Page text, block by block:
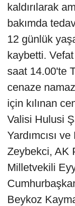
kaldırılarak
bakımda
12 günlük
kaybetti.
saat 14.00'te
cenaze
için kılınan
Valisi Hulusi
Yardımcısı
Zeybekci, AK
Milletvekili
Beykoz